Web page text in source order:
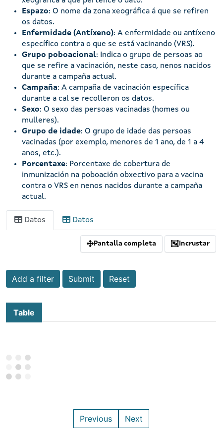
Espazo: O nome da zona xeográfica á que se refiren
os datos.
Enfermidade (Antíxeno): A enfermidade ou antíxeno
específico contra o que se está vacinando (VRS).
Grupo poboacional: Indica o grupo de persoas ao
que se refire a vacinación, neste caso, nenos nacidos
durante a campaña actual.
Campaña: A campaña de vacinación específica
durante a cal se recolleron os datos.
Sexo: O sexo das persoas vacinadas (homes ou
mulleres).
Grupo de idade: O grupo de idade das persoas
vacinadas (por exemplo, menores de 1 ano, de 1 a 4
anos, etc.).
Porcentaxe: Porcentaxe de cobertura de
inmunización na poboación obxectivo para a vacina
contra o VRS en nenos nacidos durante a campaña
actual.
Datos Datos
Pantalla completa Incrustar